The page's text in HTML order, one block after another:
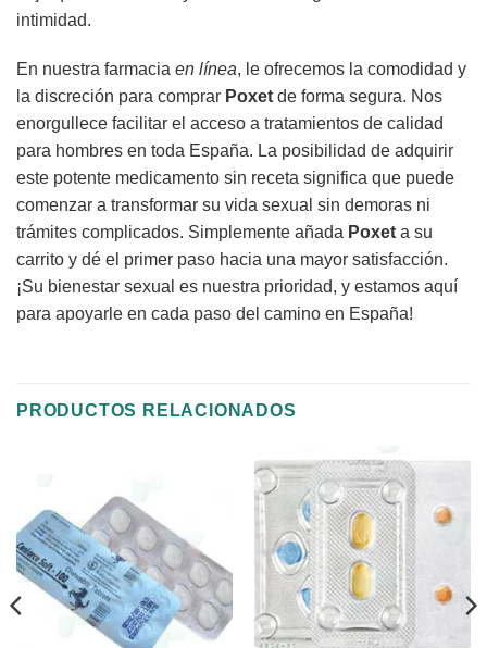
intimidad.
En nuestra farmacia en línea, le ofrecemos la comodidad y
la discreción para comprar Poxet de forma segura. Nos
enorgullece facilitar el acceso a tratamientos de calidad
para hombres en toda España. La posibilidad de adquirir
este potente medicamento sin receta significa que puede
comenzar a transformar su vida sexual sin demoras ni
trámites complicados. Simplemente añada Poxet a su
carrito y dé el primer paso hacia una mayor satisfacción.
¡Su bienestar sexual es nuestra prioridad, y estamos aquí
para apoyarle en cada paso del camino en España!
PRODUCTOS RELACIONADOS